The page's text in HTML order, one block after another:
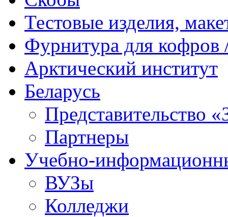
Тестовые изделия,
Фурнитура для кофров
Арктический институт
Беларусь
Представительство
Партнеры
Учебно-
ВУЗы
Колледжи